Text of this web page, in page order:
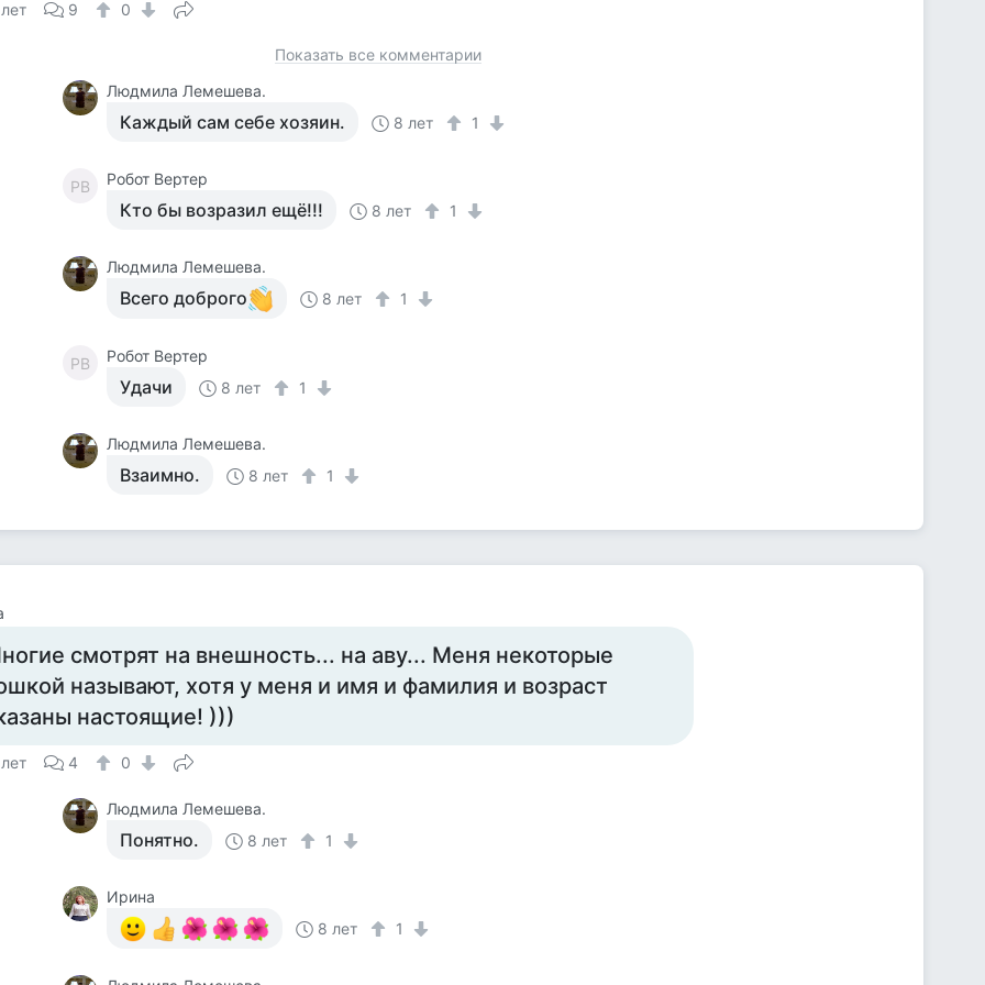
9 0
Показать все комментарии
Людмила Лемешева.
Каждый сам себе хозяин. 8 лет 1
РВ Робот Вертер
Кто бы возразил ещё!!! 8 лет 1
Людмила Лемешева.
Всего доброго 8 лет 1
РВ Робот Вертер
Удачи 8 лет 1
Людмила Лемешева.
Взаимно. 8 лет 1
смотрят на внешность... на аву... Меня некоторые
называют, хотя у меня и имя и фамилия и возраст
настоящие! )))
4 0
Людмила Лемешева.
Понятно. 8 лет 1
Ирина
8 лет
1